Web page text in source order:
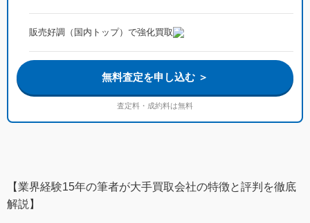
販売好調（国内トップ）で強化買取
無料査定を申し込む ＞
査定料・成約料は無料
【業界経験15年の筆者が大手買取会社の特徴と評判を徹底
解説】